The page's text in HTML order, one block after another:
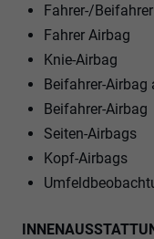
Fahrer-/
Fahrer Airbag
Knie-Airbag
Beifahrer-
Beifahrer-Airbag
Seiten-Airbags
Kopf-Airbags